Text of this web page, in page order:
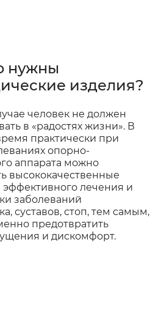
нужны
изделия?
человек не должен
в «радостях жизни». В
практически при
опорно-
аппарата можно
высококачественные
эффективного лечения и
заболеваний
суставов, стоп, тем самым,
предотвратить
и дискомфорт.